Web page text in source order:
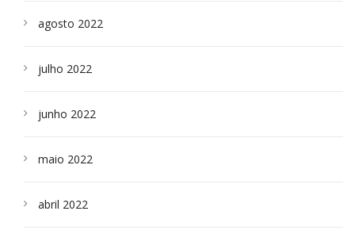
agosto 2022
julho 2022
junho 2022
maio 2022
abril 2022